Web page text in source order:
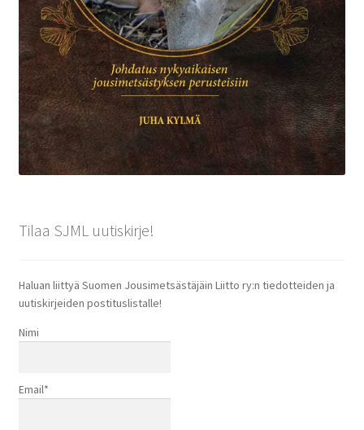
Tilaa SJML uutiskirje!
Haluan liittyä Suomen Jousimetsästäjäin Liitto ry:n tiedotteiden ja
uutiskirjeiden postituslistalle!
Nimi
Email*